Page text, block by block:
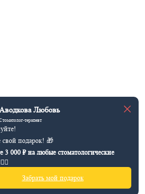
Любовь
терапевт
свой подарок! 🎁
3 000 ₽ на любые стоматологические
Забрать мой подарок